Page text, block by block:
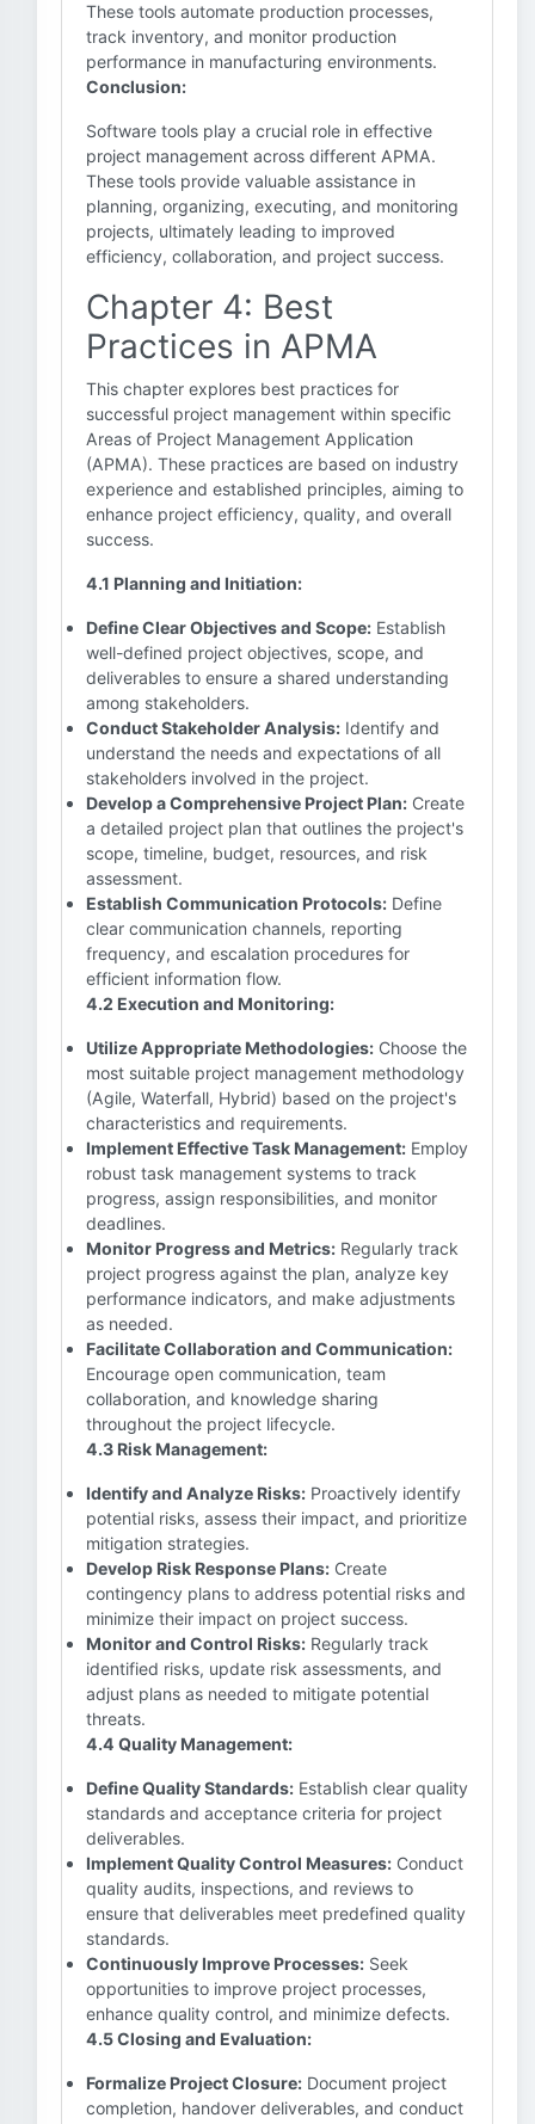
These tools automate production processes,
track inventory, and monitor production
performance in manufacturing environments.
Conclusion:
Software tools play a crucial role in effective
project management across different APMA.
These tools provide valuable assistance in
planning, organizing, executing, and monitoring
projects, ultimately leading to improved
efficiency, collaboration, and project success.
Chapter 4: Best
Practices in APMA
This chapter explores best practices for
successful project management within specific
Areas of Project Management Application
(APMA). These practices are based on industry
experience and established principles, aiming to
enhance project efficiency, quality, and overall
success.
4.1 Planning and Initiation:
Define Clear Objectives and Scope: Establish
well-defined project objectives, scope, and
deliverables to ensure a shared understanding
among stakeholders.
Conduct Stakeholder Analysis: Identify and
understand the needs and expectations of all
stakeholders involved in the project.
Develop a Comprehensive Project Plan: Create
a detailed project plan that outlines the project's
scope, timeline, budget, resources, and risk
assessment.
Establish Communication Protocols: Define
clear communication channels, reporting
frequency, and escalation procedures for
efficient information flow.
4.2 Execution and Monitoring:
Utilize Appropriate Methodologies: Choose the
most suitable project management methodology
(Agile, Waterfall, Hybrid) based on the project's
characteristics and requirements.
Implement Effective Task Management: Employ
robust task management systems to track
progress, assign responsibilities, and monitor
deadlines.
Monitor Progress and Metrics: Regularly track
project progress against the plan, analyze key
performance indicators, and make adjustments
as needed.
Facilitate Collaboration and Communication:
Encourage open communication, team
collaboration, and knowledge sharing
throughout the project lifecycle.
4.3 Risk Management:
Identify and Analyze Risks: Proactively identify
potential risks, assess their impact, and prioritize
mitigation strategies.
Develop Risk Response Plans: Create
contingency plans to address potential risks and
minimize their impact on project success.
Monitor and Control Risks: Regularly track
identified risks, update risk assessments, and
adjust plans as needed to mitigate potential
threats.
4.4 Quality Management:
Define Quality Standards: Establish clear quality
standards and acceptance criteria for project
deliverables.
Implement Quality Control Measures: Conduct
quality audits, inspections, and reviews to
ensure that deliverables meet predefined quality
standards.
Continuously Improve Processes: Seek
opportunities to improve project processes,
enhance quality control, and minimize defects.
4.5 Closing and Evaluation:
Formalize Project Closure: Document project
completion, handover deliverables, and conduct